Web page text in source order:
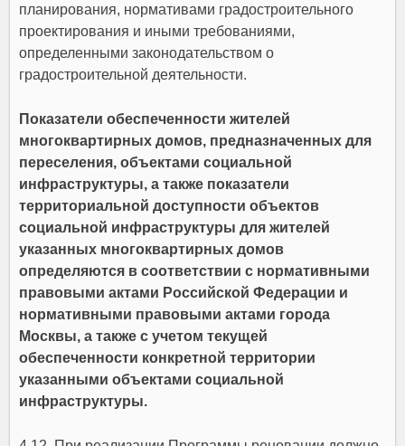
планирования, нормативами градостроительного
проектирования и иными требованиями,
определенными законодательством о
градостроительной деятельности.
Показатели обеспеченности жителей
многоквартирных домов, предназначенных для
переселения, объектами социальной
инфраструктуры, а также показатели
территориальной доступности объектов
социальной инфраструктуры для жителей
указанных многоквартирных домов
определяются в соответствии с нормативными
правовыми актами Российской Федерации и
нормативными правовыми актами города
Москвы, а также с учетом текущей
обеспеченности конкретной территории
указанными объектами социальной
инфраструктуры.